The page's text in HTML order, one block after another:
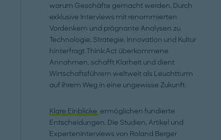
warum Geschäfte gemacht werden. Durch
exklusive Interviews mit renommierten
Vordenkern und prägnante Analysen zu
Technologie, Strategie, Innovation und Kultur
hinterfragt Think:Act überkommene
Annahmen, schafft Klarheit und dient
Wirtschaftsführern weltweit als Leuchtturm
auf ihrem Weg in eine ungewisse Zukunft.
Klare Einblicke ermöglichen fundierte
Entscheidungen. Die Studien, Artikel und
Experteninterviews von Roland Berger